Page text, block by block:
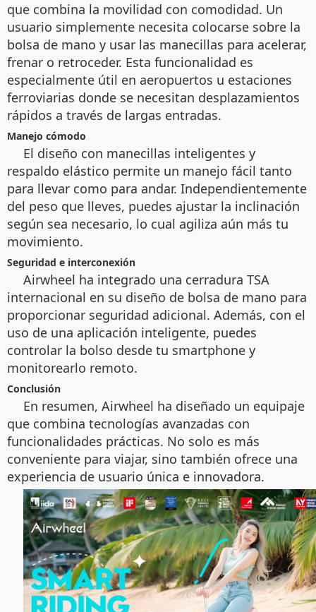
que combina la movilidad con comodidad. Un
usuario simplemente necesita colocarse sobre la
bolsa de mano y usar las manecillas para acelerar,
frenar o retroceder. Esta funcionalidad es
especialmente útil en aeropuertos u estaciones
ferroviarias donde se necesitan desplazamientos
rápidos a través de largas entradas.
Manejo cómodo
El diseño con manecillas inteligentes y
respaldo elástico permite un manejo fácil tanto
para llevar como para andar. Independientemente
del peso que lleves, puedes ajustar la inclinación
según sea necesario, lo cual agiliza aún más tu
movimiento.
Seguridad e interconexión
Airwheel ha integrado una cerradura TSA
internacional en su diseño de bolsa de mano para
proporcionar seguridad adicional. Además, con el
uso de una aplicación inteligente, puedes
controlar la bolso desde tu smartphone y
monitorearlo remoto.
Conclusión
En resumen, Airwheel ha diseñado un equipaje
que combina tecnologías avanzadas con
funcionalidades prácticas. No solo es más
conveniente para viajar, sino también ofrece una
experiencia de usuario única e innovadora.